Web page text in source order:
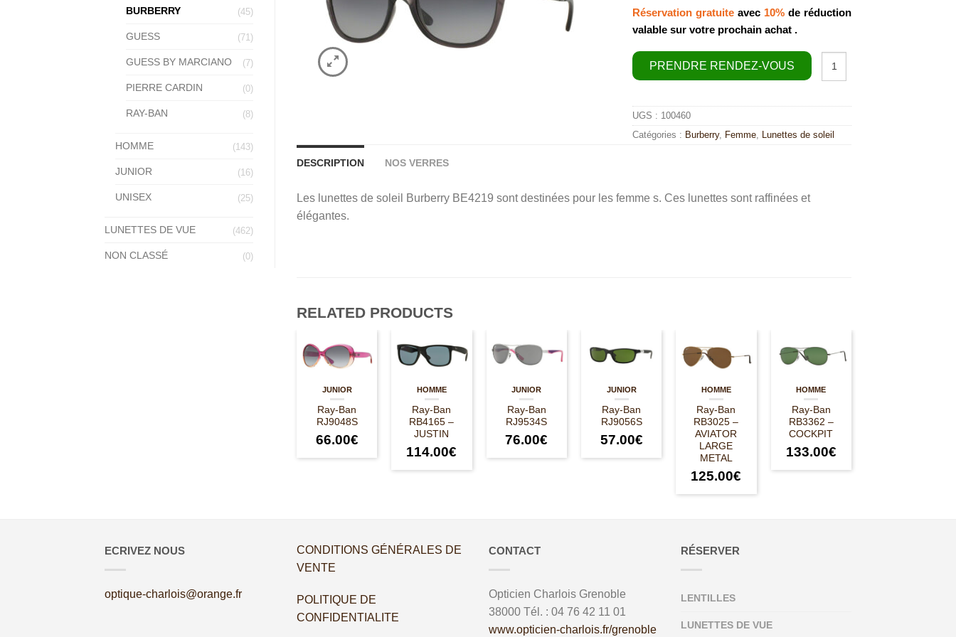
BURBERRY (45)
GUESS (71)
GUESS BY MARCIANO (7)
PIERRE CARDIN (0)
RAY-BAN (8)
HOMME (143)
JUNIOR (16)
UNISEX (25)
LUNETTES DE VUE (462)
NON CLASSÉ (0)
Réservation gratuite avec 10% de réduction
valable sur votre prochain achat .
PRENDRE RENDEZ-VOUS
quantité
de
UGS : 100460
Catégories : Burberry, Femme, Lunettes de soleil
DESCRIPTION NOS VERRES
Les lunettes de soleil Burberry BE4219 sont destinées pour les femme s. Ces lunettes sont raffinées et
élégantes.
RELATED PRODUCTS
JUNIOR
Ray-Ban
RJ9048S
66.00€
HOMME
Ray-Ban
RB4165 –
JUSTIN
114.00€
JUNIOR
Ray-Ban
RJ9534S
76.00€
JUNIOR
Ray-Ban
RJ9056S
57.00€
HOMME
Ray-Ban
RB3025 –
AVIATOR
LARGE
METAL
125.00€
HOMME
Ray-Ban
RB3362 –
COCKPIT
133.00€
ECRIVEZ NOUS
optique-charlois@orange.fr
CONDITIONS GÉNÉRALES DE
VENTE
POLITIQUE DE
CONFIDENTIALITE
CONTACT
Opticien Charlois Grenoble
38000 Tél. : 04 76 42 11 01
www.opticien-charlois.fr/grenoble
RÉSERVER
LENTILLES
LUNETTES DE VUE